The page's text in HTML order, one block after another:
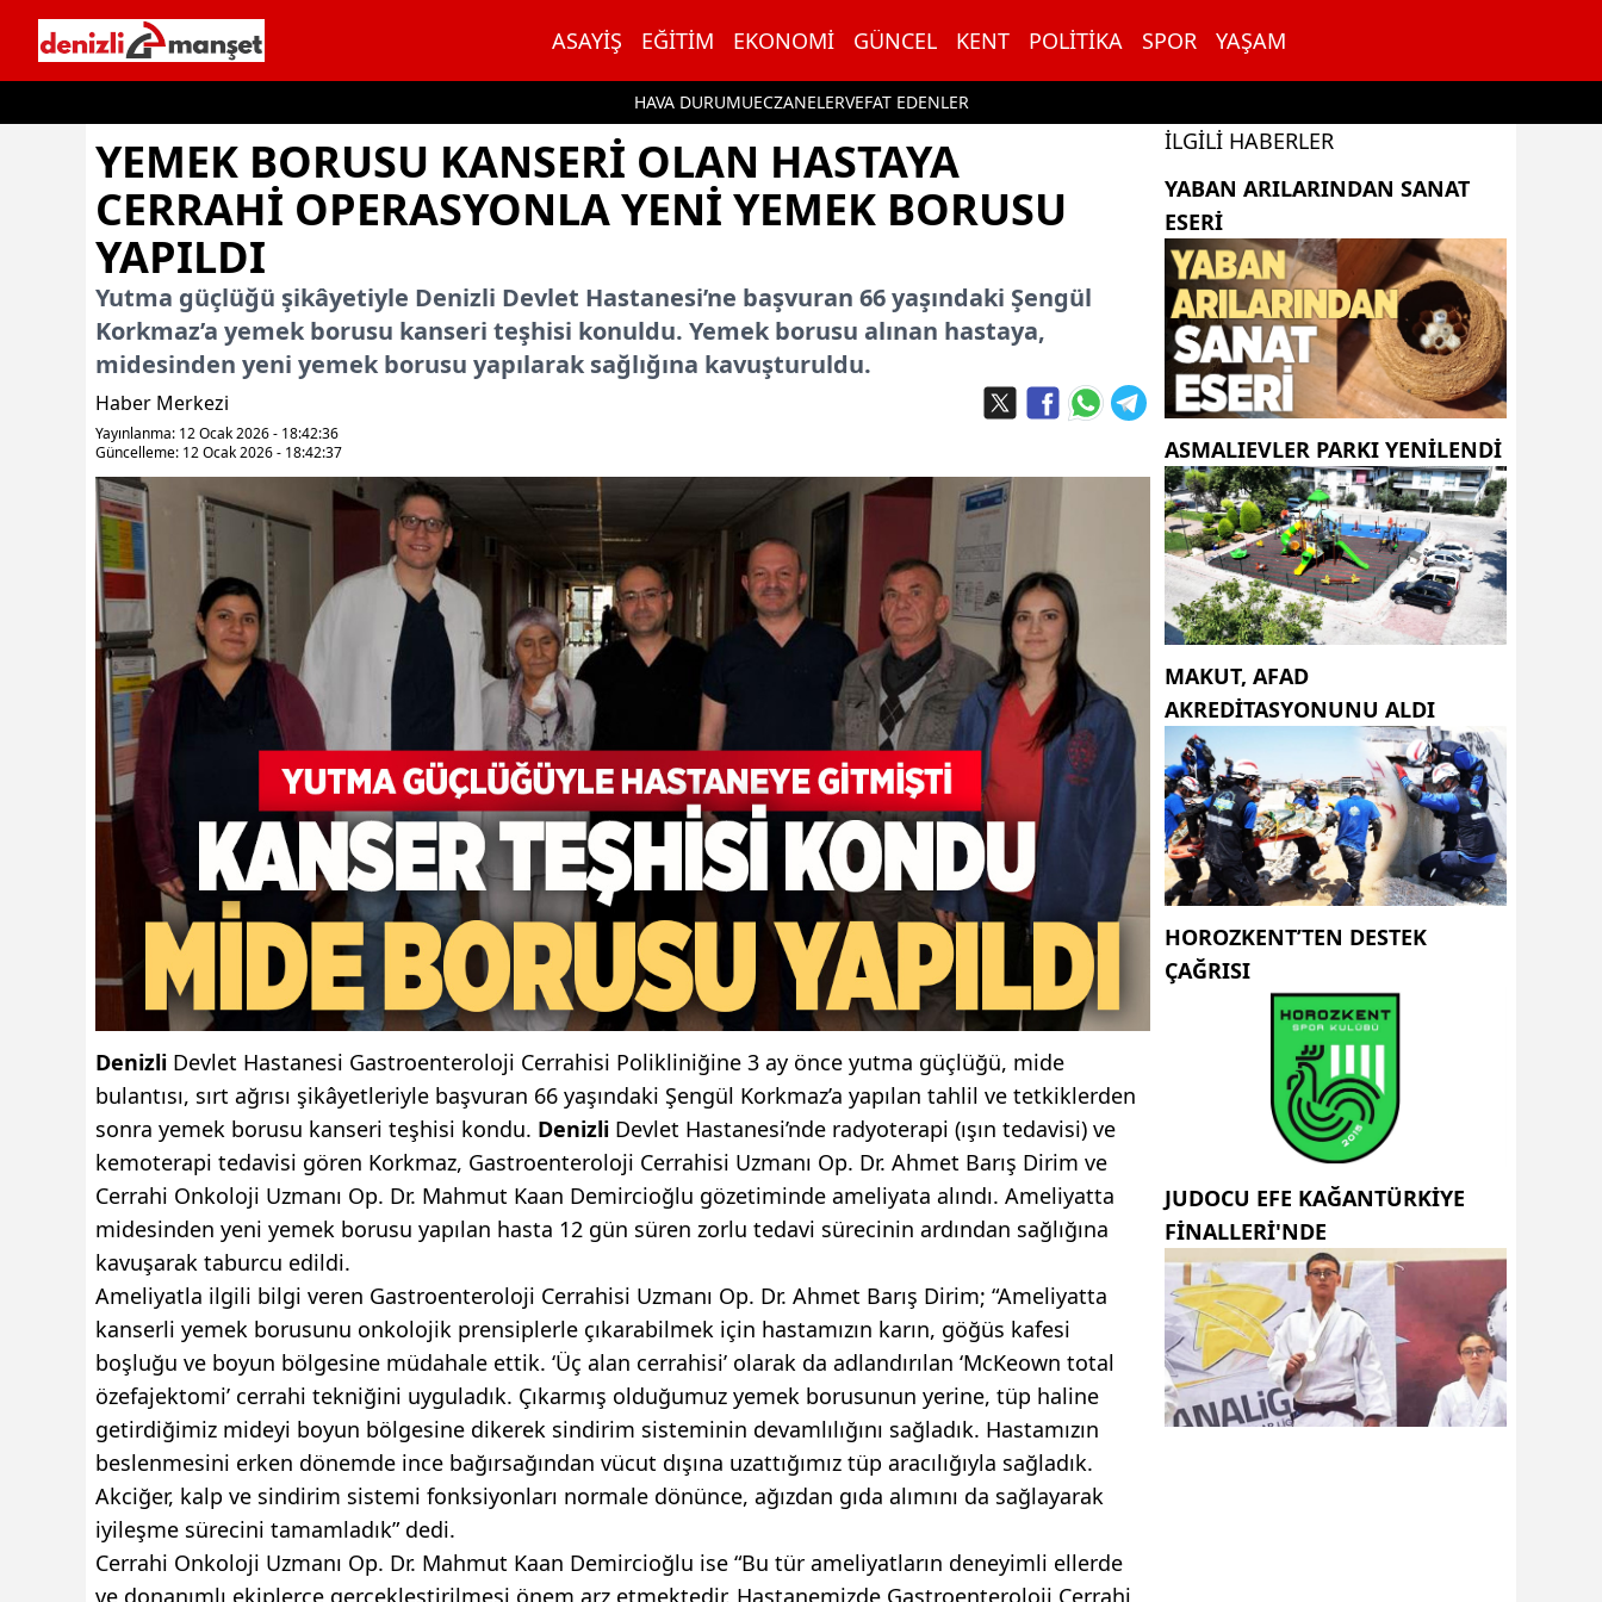
ASAYIŞ EĞITIM EKONOMI GÜNCEL KENT POLITIKA SPOR YAŞAM
HAVA DURUMUECZANELERVEFAT EDENLER
YEMEK BORUSU KANSERI OLAN HASTAYA
CERRAHI OPERASYONLA YENI YEMEK BORUSU
YAPILDI
Yutma güçlüğü şikâyetiyle Denizli Devlet Hastanesi’ne başvuran 66 yaşındaki Şengül
Korkmaz’a yemek borusu kanseri teşhisi konuldu. Yemek borusu alınan hastaya,
midesinden yeni yemek borusu yapılarak sağlığına kavuşturuldu.
Haber Merkezi
Yayınlanma: 12 Ocak 2026 - 18:42:36
Güncelleme: 12 Ocak 2026 - 18:42:37
Denizli Devlet Hastanesi Gastroenteroloji Cerrahisi Polikliniğine 3 ay önce yutma güçlüğü, mide
bulantısı, sırt ağrısı şikâyetleriyle başvuran 66 yaşındaki Şengül Korkmaz’a yapılan tahlil ve tetkiklerden
sonra yemek borusu kanseri teşhisi kondu. Denizli Devlet Hastanesi’nde radyoterapi (ışın tedavisi) ve
kemoterapi tedavisi gören Korkmaz, Gastroenteroloji Cerrahisi Uzmanı Op. Dr. Ahmet Barış Dirim ve
Cerrahi Onkoloji Uzmanı Op. Dr. Mahmut Kaan Demircioğlu gözetiminde ameliyata alındı. Ameliyatta
midesinden yeni yemek borusu yapılan hasta 12 gün süren zorlu tedavi sürecinin ardından sağlığına
kavuşarak taburcu edildi.
Ameliyatla ilgili bilgi veren Gastroenteroloji Cerrahisi Uzmanı Op. Dr. Ahmet Barış Dirim; “Ameliyatta
kanserli yemek borusunu onkolojik prensiplerle çıkarabilmek için hastamızın karın, göğüs kafesi
boşluğu ve boyun bölgesine müdahale ettik. ‘Üç alan cerrahisi’ olarak da adlandırılan ‘McKeown total
özefajektomi’ cerrahi tekniğini uyguladık. Çıkarmış olduğumuz yemek borusunun yerine, tüp haline
getirdiğimiz mideyi boyun bölgesine dikerek sindirim sisteminin devamlılığını sağladık. Hastamızın
beslenmesini erken dönemde ince bağırsağından vücut dışına uzattığımız tüp aracılığıyla sağladık.
Akciğer, kalp ve sindirim sistemi fonksiyonları normale dönünce, ağızdan gıda alımını da sağlayarak
iyileşme sürecini tamamladık” dedi.
Cerrahi Onkoloji Uzmanı Op. Dr. Mahmut Kaan Demircioğlu ise “Bu tür ameliyatların deneyimli ellerde
ve donanımlı ekiplerce gerçekleştirilmesi önem arz etmektedir. Hastanemizde Gastroenteroloji Cerrahi
İLGILI HABERLER
YABAN ARILARINDAN SANAT
ESERI
ASMALIEVLER PARKI YENİLENDİ
MAKUT, AFAD
AKREDİTASYONUNU ALDI
HOROZKENT’TEN DESTEK
ÇAĞRISI
JUDOCU EFE KAĞANTÜRKİYE
FİNALLERİ'NDE